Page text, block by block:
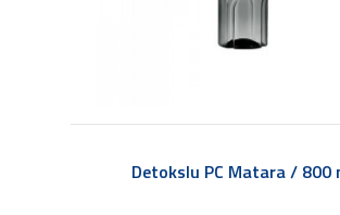
Detokslu PC Matara / 800